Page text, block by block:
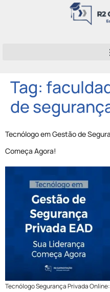
Tag:
de
Tecnólogo em Gestão de
Começa Agora!
Tecnólogo Segurança Privada